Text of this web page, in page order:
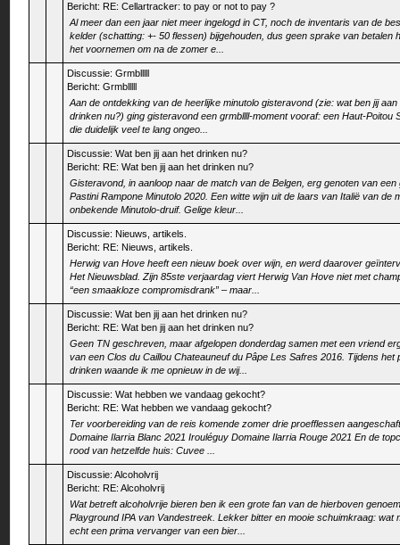
Bericht: RE: Cellartracker: to pay or not to pay ?
Al meer dan een jaar niet meer ingelogd in CT, noch de inventaris van de
kelder (schatting: +- 50 flessen) bijgehouden, dus geen sprake van betalen
het voornemen om na de zomer e...
Discussie:Grmblllll
Bericht:Grmblllll
Aan de ontdekking van de heerlijke minutolo gisteravond (zie: wat ben jij aan
drinken nu?) ging gisteravond een grmbllll-moment vooraf: een Haut-Poitou
die duidelijk veel te lang ongeo...
Discussie:Wat ben jij aan het drinken nu?
Bericht: RE: Wat ben jij aan het drinken nu?
Gisteravond, in aanloop naar de match van de Belgen, erg genoten van een
Pastini Rampone Minutolo 2020. Een witte wijn uit de laars van Italië van de
onbekende Minutolo-druif. Gelige kleur...
Discussie: Nieuws, artikels.
Bericht: RE: Nieuws, artikels.
Herwig van Hove heeft een nieuw boek over wijn, en werd daarover
Het Nieuwsblad. Zijn 85ste verjaardag viert Herwig Van Hove niet met
“een smaakloze compromisdrank” – maar...
Discussie:Wat ben jij aan het drinken nu?
Bericht: RE: Wat ben jij aan het drinken nu?
Geen TN geschreven, maar afgelopen donderdag samen met een vriend
van een Clos du Caillou Chateauneuf du Pâpe Les Safres 2016. Tijdens het
drinken waande ik me opnieuw in de wij...
Discussie:Wat hebben we vandaag gekocht?
Bericht: RE: Wat hebben we vandaag gekocht?
Ter voorbereiding van de reis komende zomer drie proefflessen
Domaine Ilarria Blanc 2021 Irouléguy Domaine Ilarria Rouge 2021 En de
rood van hetzelfde huis: Cuvee ...
Discussie:Alcoholvrij
Bericht: RE: Alcoholvrij
Wat betreft alcoholvrije bieren ben ik een grote fan van de hierboven
Playground IPA van Vandestreek. Lekker bitter en mooie schuimkraag: wat
echt een prima vervanger van een bier...